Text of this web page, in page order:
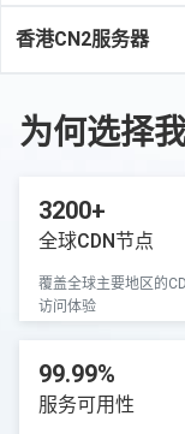
香港CN2服务器
为何选择
3200+
全球CDN节点
覆盖全球主要地区的
访问体验
99.99%
服务可用性